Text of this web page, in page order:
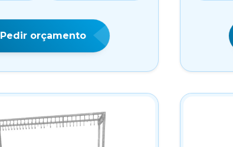
Pedir orçamento